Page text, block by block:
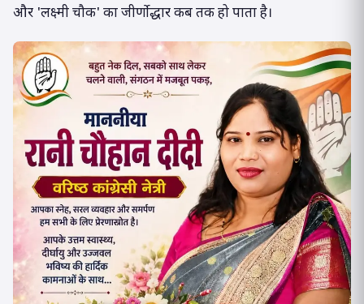
और 'लक्ष्मी चौक' का जीर्णोद्धार कब तक हो पाता है।